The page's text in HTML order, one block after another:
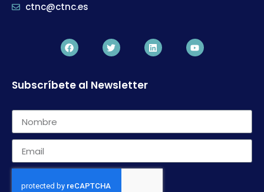
ctnc@ctnc.es
Subscríbete al Newsletter